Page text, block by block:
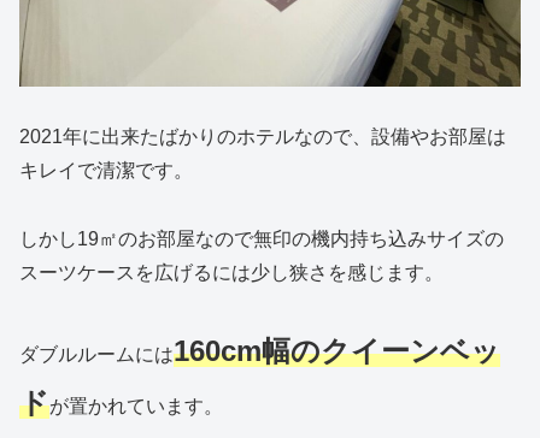
2021年に出来たばかりのホテルなので、設備やお部屋は
キレイで清潔です。
しかし19㎡のお部屋なので無印の機内持ち込みサイズの
スーツケースを広げるには少し狭さを感じます。
ダブルルームには160cm幅のクイーンベッ
ドが置かれています。